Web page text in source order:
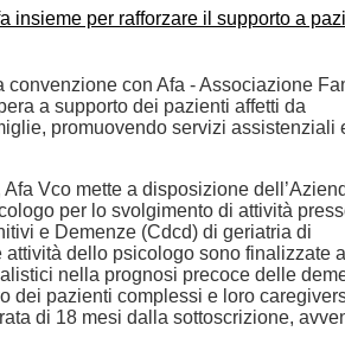
convenzione con Afa - Associazione
a supporto dei pazienti affetti da
promuovendo servizi assistenziali
Vco mette a disposizione
per lo svolgimento di attività
e Demenze (Cdcd) di geriatria di
attività dello psicologo sono finalizzate a
nella prognosi precoce delle
dei pazienti complessi e loro
di 18 mesi dalla sottoscrizione,